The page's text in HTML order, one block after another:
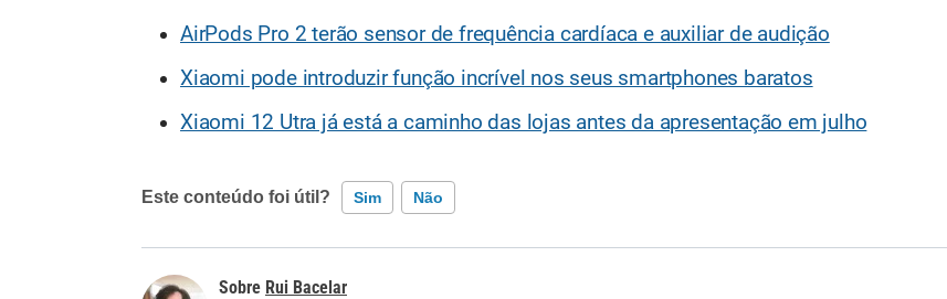
AirPods Pro 2 terão sensor de frequência cardíaca e auxiliar de audição
Xiaomi pode introduzir função incrível nos seus smartphones baratos
Xiaomi 12 Utra já está a caminho das lojas antes da apresentação em julho
Este conteúdo foi útil? Sim Não
Rui Bacelar